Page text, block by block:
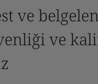
ve
ve